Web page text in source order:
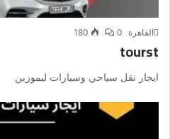
القاهرة 0
180
tourst
ايجار نقل سياحي وسيارات ليموزين